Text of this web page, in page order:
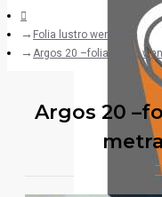
Folia lustro weneckie
Argos 20 –folia lustro
Argos 20